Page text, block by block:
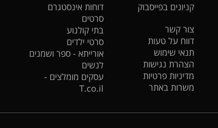
קניונים בפייסבוק
צור קשר
דווח על טעות
תנאי שימוש
הצהרת נגישות
מדיניות פרטיות
משרות באתר
דוחות אינסטגרם
סרטים
בתי קולנוע
סרטי ילדים
אורייתא - ספר ושמנים
לנשים
עסקים מומלצים -
T.co.il